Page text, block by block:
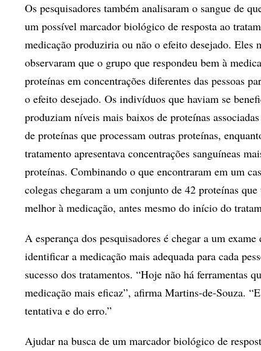
Os pesquisadores também analisaram o sangue de
um possível marcador biológico de resposta ao
medicação produziria ou não o efeito desejado. Eles
observaram que o grupo que respondeu bem à
proteínas em concentrações diferentes das pessoas
o efeito desejado. Os indivíduos que haviam se
produziam níveis mais baixos de proteínas
de proteínas que processam outras proteínas,
tratamento apresentava concentrações sanguíneas
proteínas. Combinando o que encontraram em um
colegas chegaram a um conjunto de 42 proteínas
melhor à medicação, antes mesmo do início do
A esperança dos pesquisadores é chegar a um
identificar a medicação mais adequada para cada
sucesso dos tratamentos. “Hoje não há ferramentas
medicação mais eficaz”, afirma Martins-de-Souza.
tentativa e do erro.”
Ajudar na busca de um marcador biológico de